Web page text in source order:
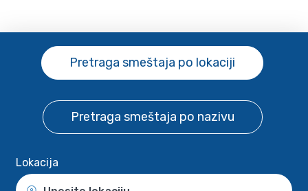
Pretraga smeštaja po lokaciji
Pretraga smeštaja po nazivu
Lokacija